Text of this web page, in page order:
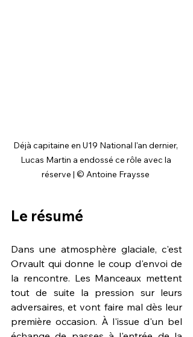
Déjà capitaine en U19 National l'an dernier,
Lucas Martin a endossé ce rôle avec la
réserve | © Antoine Fraysse
Le résumé
Dans une atmosphère glaciale, c'est
Orvault qui donne le coup d'envoi de
la rencontre. Les Manceaux mettent
tout de suite la pression sur leurs
adversaires, et vont faire mal dès leur
première occasion. À l'issue d'un bel